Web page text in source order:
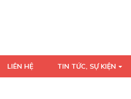
LIÊN HỆ TIN TỨC, SỰ KIỆN